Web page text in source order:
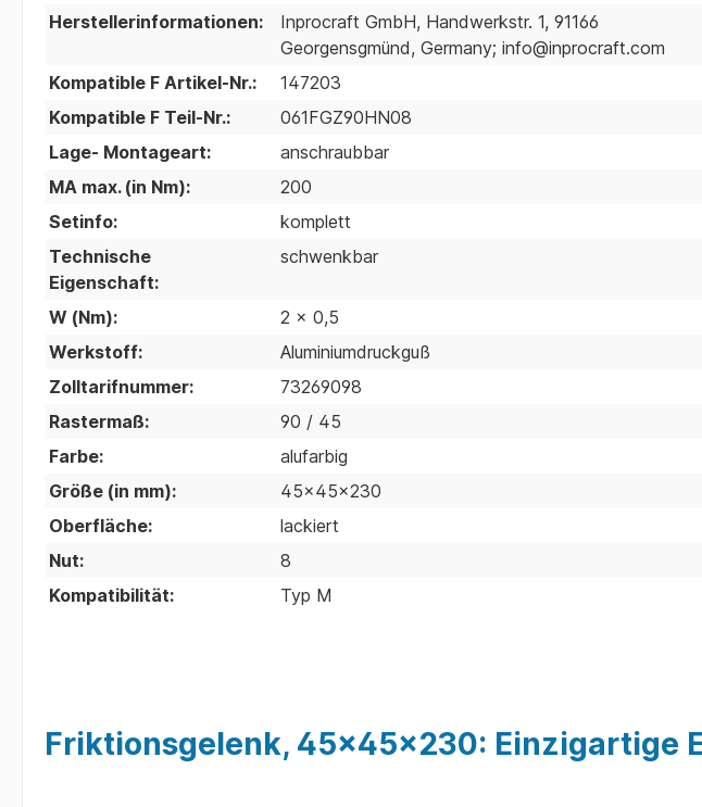
Friktionsgelenk, 45x45x230: Einzigartige
Herstellerinformationen:
Inprocraft GmbH, Handwerkstr. 1, 91166
Georgensgmünd, Germany; info@inprocraft.com
Kompatible F Artikel-Nr.:
147203
Kompatible F Teil-Nr.:
061FGZ90HN08
Lage- Montageart:
anschraubbar
MA max. (in Nm):
200
Setinfo:
komplett
Technische
Eigenschaft:
schwenkbar
W (Nm):
2 x 0,5
Werkstoff:
Aluminiumdruckguß
Zolltarifnummer:
73269098
Rastermaß:
90 / 45
Farbe:
alufarbig
Größe (in mm):
45x45x230
Oberfläche:
lackiert
Nut:
8
Kompatibilität:
Typ M